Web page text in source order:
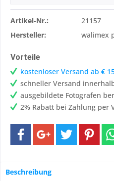
Artikel-Nr.:
21157
Hersteller:
walimex
Vorteile
kostenloser Versand ab €
schneller Versand
ausgebildete Fotografen
2% Rabatt bei Zahlung per
Beschreibung